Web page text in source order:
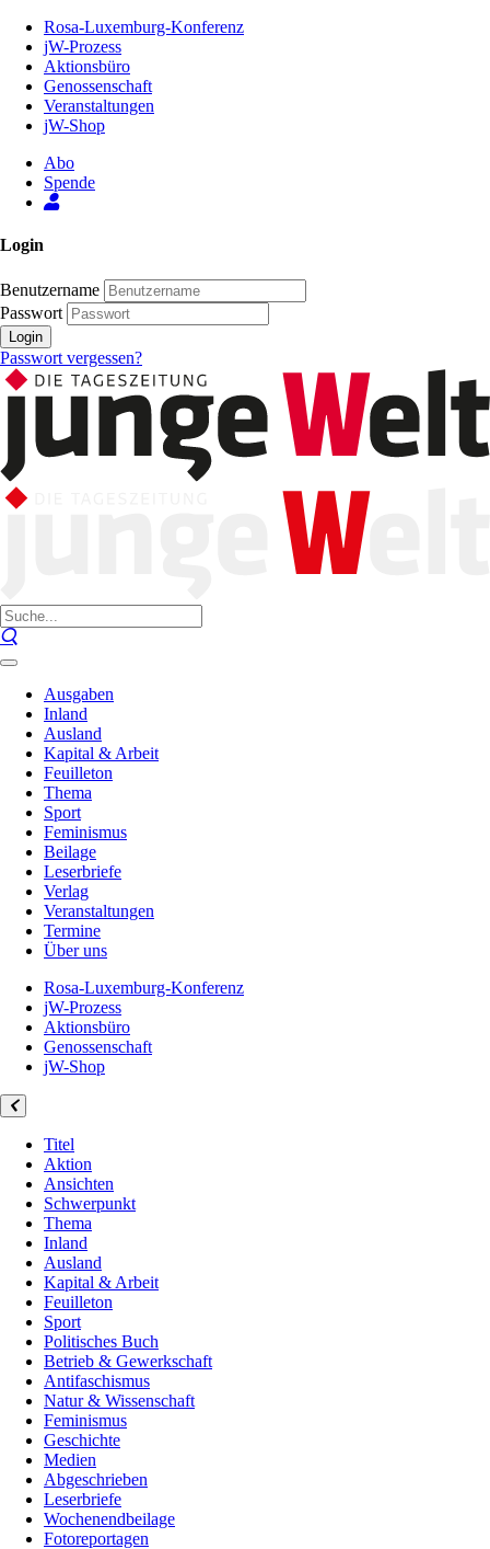
Inhalt
Seite
Rosa-Luxemburg-Konferenz
jW-Prozess
Aktionsbüro
Genossenschaft
Veranstaltungen
jW-Shop
Abo
Spende
Login
Benutzername
Passwort
Login
Passwort vergessen?
Ausgaben
Inland
Ausland
Kapital & Arbeit
Feuilleton
Thema
Sport
Feminismus
Beilage
Leserbriefe
Verlag
Veranstaltungen
Termine
Über uns
Rosa-Luxemburg-Konferenz
jW-Prozess
Aktionsbüro
Genossenschaft
jW-Shop
Titel
Aktion
Ansichten
Schwerpunkt
Thema
Inland
Ausland
Kapital & Arbeit
Feuilleton
Sport
Politisches Buch
Betrieb & Gewerkschaft
Antifaschismus
Natur & Wissenschaft
Feminismus
Geschichte
Medien
Abgeschrieben
Leserbriefe
Wochenendbeilage
Fotoreportagen